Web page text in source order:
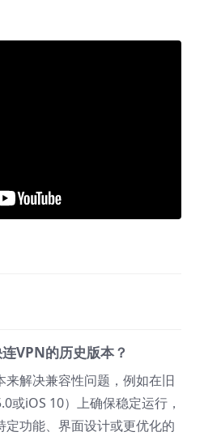
VPN的历史版本？
解决兼容性问题，例如在旧
或iOS 10）上确保稳定运行，
功能、界面设计或更优化的